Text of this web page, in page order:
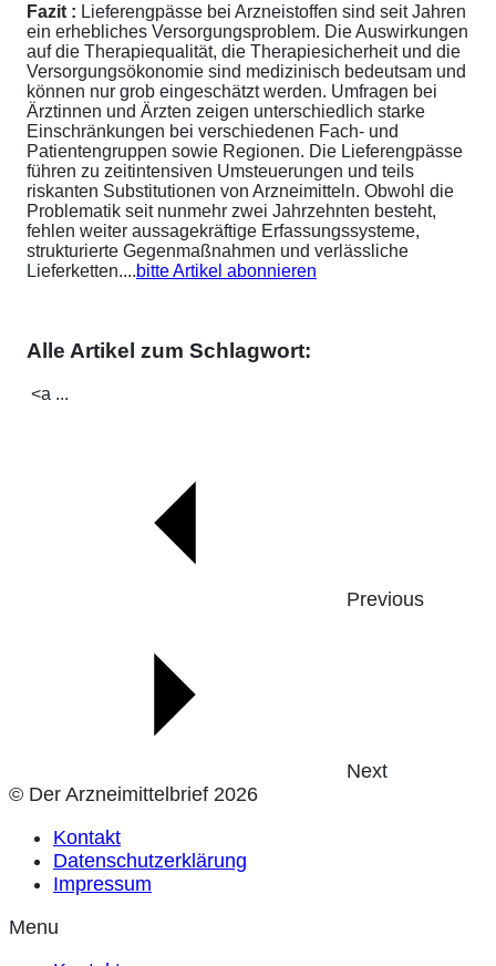
Fazit : Lieferengpässe bei Arzneistoffen sind seit Jahren
ein erhebliches Versorgungsproblem. Die Auswirkungen
auf die Therapiequalität, die Therapiesicherheit und die
Versorgungsökonomie sind medizinisch bedeutsam und
können nur grob eingeschätzt werden. Umfragen bei
Ärztinnen und Ärzten zeigen unterschiedlich starke
Einschränkungen bei verschiedenen Fach- und
Patientengruppen sowie Regionen. Die Lieferengpässe
führen zu zeitintensiven Umsteuerungen und teils
riskanten Substitutionen von Arzneimitteln. Obwohl die
Problematik seit nunmehr zwei Jahrzehnten besteht,
fehlen weiter aussagekräftige Erfassungssysteme,
strukturierte Gegenmaßnahmen und verlässliche
Lieferketten....bitte Artikel abonnieren
Alle Artikel zum Schlagwort:
<a ...
Previous
Next
© Der Arzneimittelbrief 2026
Kontakt
Datenschutzerklärung
Impressum
Menu